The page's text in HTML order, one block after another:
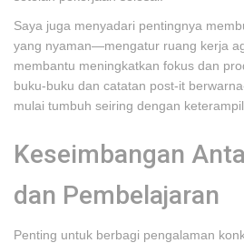
Saya juga menyadari pentingnya
yang nyaman—mengatur ruang kerja
membantu meningkatkan fokus dan
buku-buku dan catatan post-it
mulai tumbuh seiring dengan
Keseimbangan
dan Pembelajaran
Penting untuk berbagi pengalaman